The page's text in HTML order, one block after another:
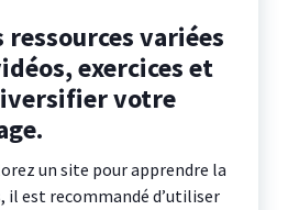
variées
exercices et
votre
un site pour apprendre la
il est recommandé d’utiliser